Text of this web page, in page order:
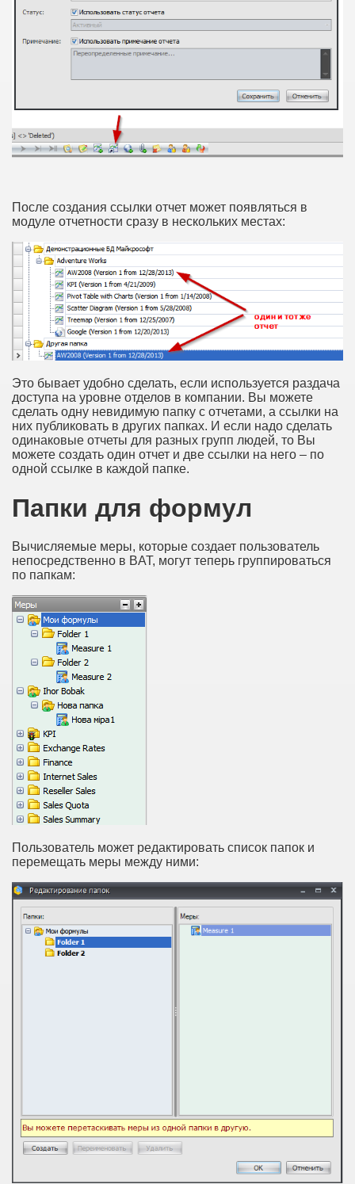
После создания ссылки отчет может появляться в
модуле отчетности сразу в нескольких местах:
Это бывает удобно сделать, если используется раздача
доступа на уровне отделов в компании. Вы можете
сделать одну невидимую папку с отчетами, а ссылки на
них публиковать в других папках. И если надо сделать
одинаковые отчеты для разных групп людей, то Вы
можете создать один отчет и две ссылки на него – по
одной ссылке в каждой папке.
Папки для формул
Вычисляемые меры, которые создает пользователь
непосредственно в BAT, могут теперь группироваться
по папкам:
Пользователь может редактировать список папок и
перемещать меры между ними: